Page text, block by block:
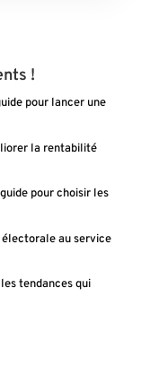
!
pour lancer une
la rentabilité
pour choisir les
au service
tendances qui